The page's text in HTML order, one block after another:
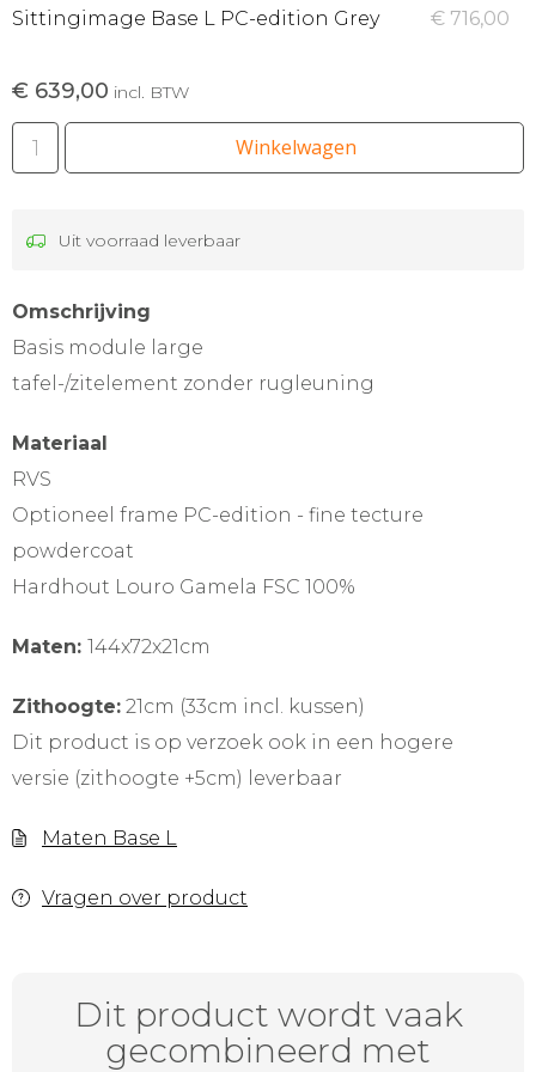
Sittingimage Base L PC-edition Grey € 716,00
€ 639,00 incl. BTW
Winkelwagen
Uit voorraad leverbaar
Omschrijving
Basis module large
tafel-/zitelement zonder rugleuning
Materiaal
RVS
Optioneel frame PC-edition - fine tecture
powdercoat
Hardhout Louro Gamela FSC 100%
Maten: 144x72x21cm
Zithoogte: 21cm (33cm incl. kussen)
Dit product is op verzoek ook in een hogere
versie (zithoogte +5cm) leverbaar
Maten Base L
Vragen over product
Dit product wordt vaak
gecombineerd met